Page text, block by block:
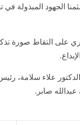
الجهود المبذولة في
على التقاط صورة
علاء سلامة، رئيس
عبدالله صابر.